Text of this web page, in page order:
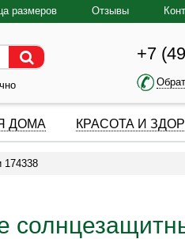
размеров Отзывы
+7
ДОМА КРАСОТА И
174338